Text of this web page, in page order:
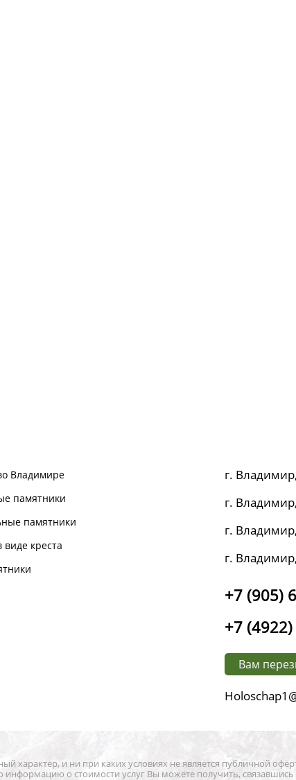
Владимире
памятники
памятники
креста
г.
г.
г.
г.
+7 (905)
+7
Вам
характер, и ни при каких условиях не является публичной
о стоимости услуг Вы можете получить, связавшись